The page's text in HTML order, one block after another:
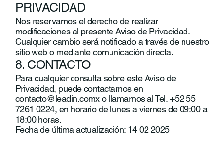
PRIVACIDAD
Nos reservamos el derecho de realizar
modificaciones al presente Aviso de Privacidad.
Cualquier cambio será notificado a través de nuestro
sitio web o mediante comunicación directa.
8. CONTACTO
Para cualquier consulta sobre este Aviso de
Privacidad, puede contactarnos en
contacto@leadin.comxo llamarnos al Tel. +52 55
7261 0224, en horario de lunes a viernes de 09:00 a
18:00 horas.
Fecha de última actualización: 14 02 2025